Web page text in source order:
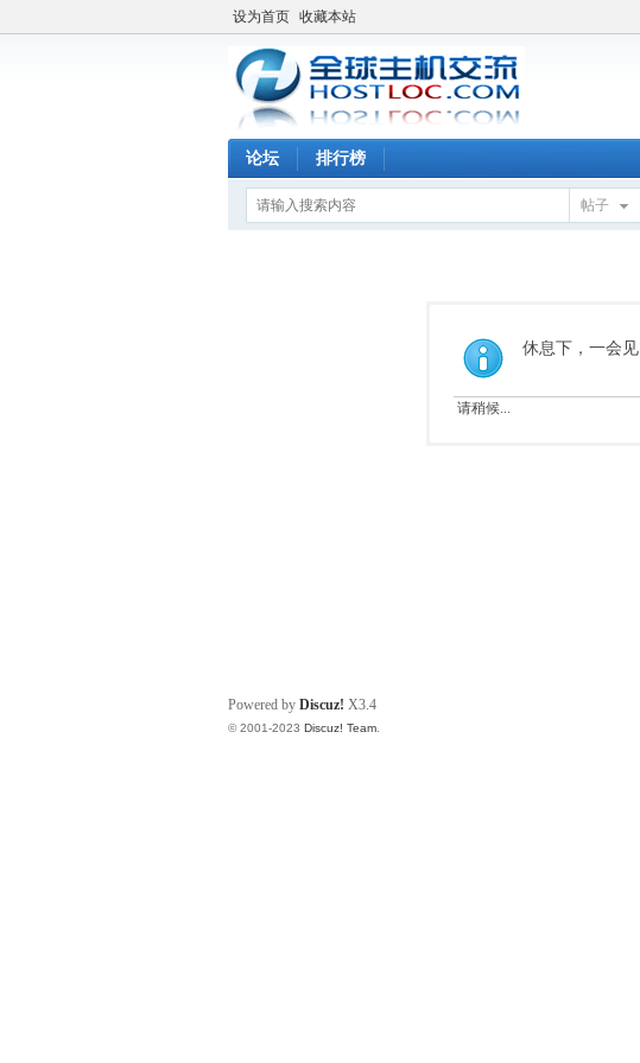
设为首页 收藏本站
论坛 排行榜
帖子
休息下，一会见
请稍候...
Powered by Discuz! X3.4
© 2001-2023 Discuz! Team